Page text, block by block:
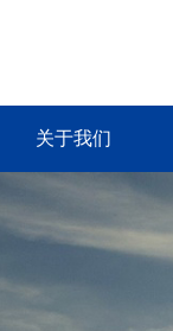
关于我们